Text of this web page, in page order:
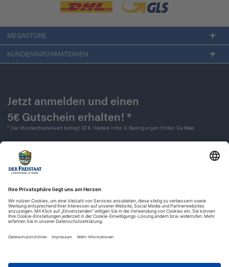
MEGASTORE
KUNDENINFORMATIONEN
Jetzt anmelden und einen
5€ Gutschein erhalten! *
* Der Mindestbestellwert beträgt 30 €. Weitere Infos & Bedingungen finden Sie hier.